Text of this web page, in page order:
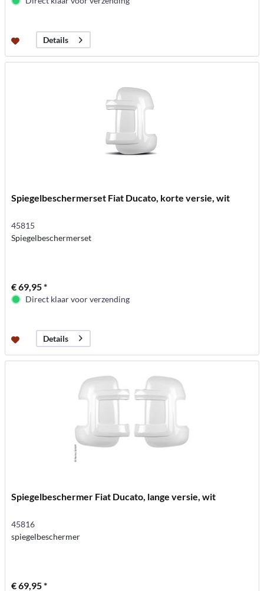
Details
Spiegelbeschermerset Fiat Ducato, korte versie, wit
45815
Spiegelbeschermerset
€ 69,95 *
Direct klaar voor verzending
Details
Spiegelbeschermer Fiat Ducato, lange versie, wit
45816
spiegelbeschermer
€ 69,95 *